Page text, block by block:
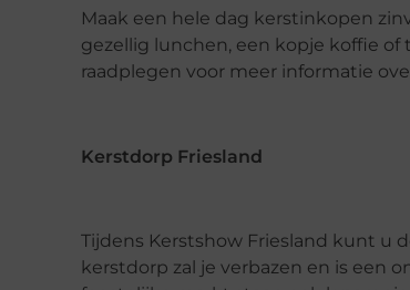
Maak een hele dag kerstinkopen
gezellig lunchen, een kopje koffie
raadplegen voor meer informatie
Kerstdorp Friesland
Tijdens Kerstshow Friesland kunt u
kerstdorp zal je verbazen en is een